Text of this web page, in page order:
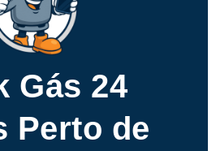
Gás 24
Perto de